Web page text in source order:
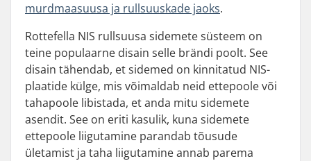
murdmaasuusa ja rullsuuskade jaoks.
Rottefella NIS rullsuusa sidemete süsteem on
teine populaarne disain selle brändi poolt. See
disain tähendab, et sidemed on kinnitatud NIS-
plaatide külge, mis võimaldab neid ettepoole või
tahapoole libistada, et anda mitu sidemete
asendit. See on eriti kasulik, kuna sidemete
ettepoole liigutamine parandab tõusude
ületamist ja taha liigutamine annab parema